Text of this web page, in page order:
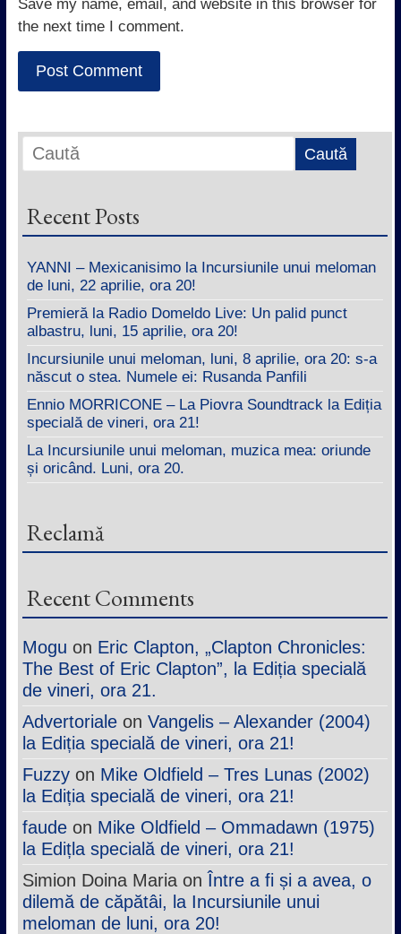
Save my name, email, and website in this browser for
the next time I comment.
Recent Posts
YANNI – Mexicanisimo la Incursiunile unui meloman
de luni, 22 aprilie, ora 20!
Premieră la Radio Domeldo Live: Un palid punct
albastru, luni, 15 aprilie, ora 20!
Incursiunile unui meloman, luni, 8 aprilie, ora 20: s-a
născut o stea. Numele ei: Rusanda Panfili
Ennio MORRICONE – La Piovra Soundtrack la Ediția
specială de vineri, ora 21!
La Incursiunile unui meloman, muzica mea: oriunde
și oricând. Luni, ora 20.
Reclamă
Recent Comments
Mogu on Eric Clapton, „Clapton Chronicles:
The Best of Eric Clapton”, la Ediția specială
de vineri, ora 21.
Advertorialeon Vangelis – Alexander (2004)
la Ediția specială de vineri, ora 21!
Fuzzyon Mike Oldfield – Tres Lunas (2002)
la Ediția specială de vineri, ora 21!
faudeon Mike Oldfield – Ommadawn (1975)
la Edițla specială de vineri, ora 21!
Simion Doina MariaonÎntre a fi și a avea, o
dilemă de căpătâi, la Incursiunile unui
meloman de luni, ora 20!